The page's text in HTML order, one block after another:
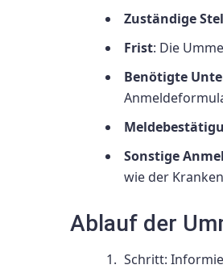
Zuständige
Frist: Die
Benötigte
Sonstige
wie der
Ablauf der
Schritt: